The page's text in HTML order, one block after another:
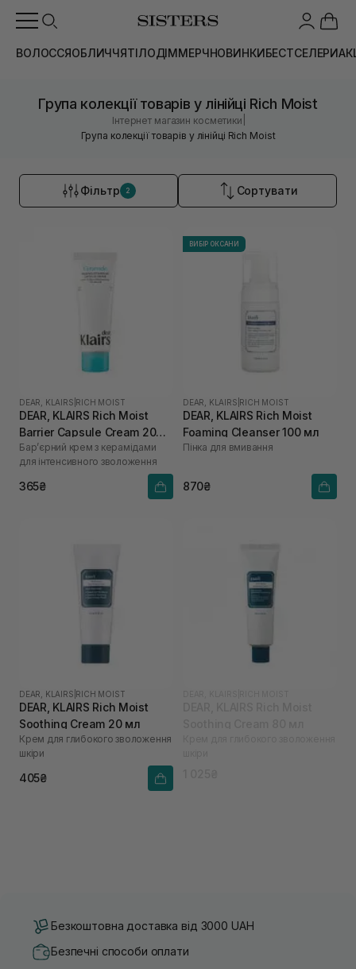
ВОЛОССЯОБЛИЧЧЯТІЛОДІММЕРЧНОВИНКИБЕСТСЕЛЕРИ
Група колекції товарів у лінійці Rich Moist
Інтернет магазин косметики
Група колекції товарів у лінійці Rich Moist
Фільтр 2 Сортувати
DEAR, KLAIRS RICH MOIST
DEAR, KLAIRS Rich Moist
Barrier Capsule Cream 20
мл
Бар’єрний крем з керамідами
для інтенсивного зволоження
365₴
ВИБІР ОКСАНИ
DEAR, KLAIRS RICH MOIST
DEAR, KLAIRS Rich Moist
Foaming Cleanser 100 мл
Пінка для вмивання
870₴
DEAR, KLAIRS RICH MOIST
DEAR, KLAIRS Rich Moist
Soothing Cream 20 мл
Крем для глибокого зволоження
шкіри
405₴
Безкоштовна доставка від 3000 UAH
Безпечні способи оплати